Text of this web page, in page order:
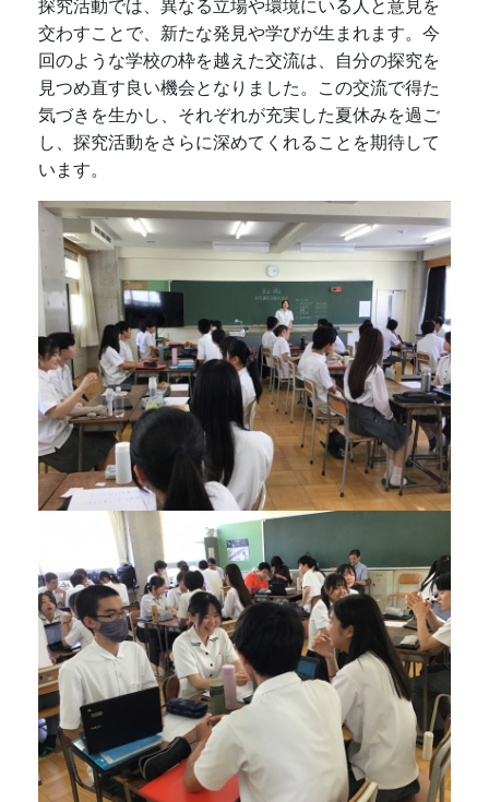
探究活動では、異なる立場や環境にいる人と意見を
交わすことで、新たな発見や学びが生まれます。今
回のような学校の枠を越えた交流は、自分の探究を
見つめ直す良い機会となりました。この交流で得た
気づきを生かし、それぞれが充実した夏休みを過ご
し、探究活動をさらに深めてくれることを期待して
います。